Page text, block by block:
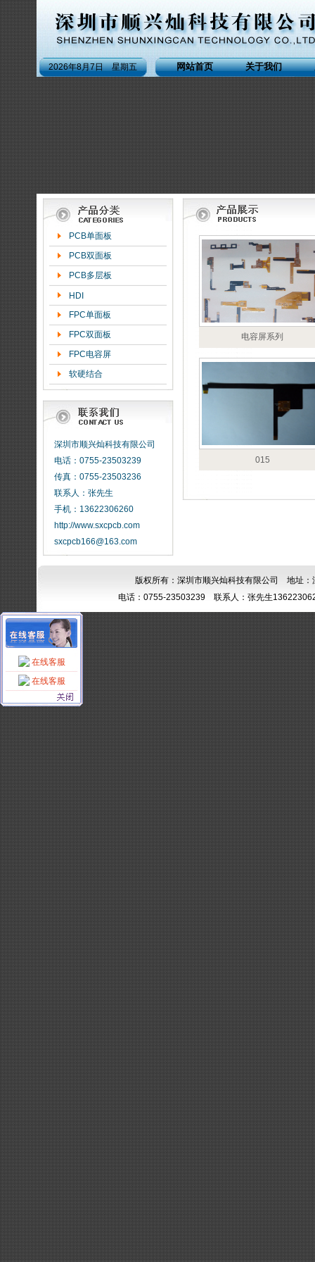
2026年8月7日 星期五 网站首页 关于我们
PCB单面板
PCB双面板
PCB多层板
HDI
FPC单面板
FPC双面板
FPC电容屏
软硬结合
深圳市顺兴灿科技有限公司
电话：0755-23503239
传真：0755-23503236
联系人：张先生
手机：13622306260
http://www.sxcpcb.com
sxcpcb166@163.com
电容屏系列
015
版权所有：深圳市顺兴灿科技有限公司 地址
电话：0755-23503239 联系人：张先生
在线客服
在线客服